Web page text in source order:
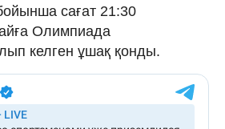
сағат 21:30
Олимпиада
келген ұшақ қонды.